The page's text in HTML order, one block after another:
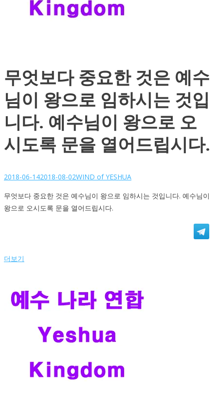
무엇보다 중요한 것은 예수
님이 왕으로 임하시는 것입
니다. 예수님이 왕으로 오
시도록 문을 열어드립시다.
2018-06-142018-08-02WIND of YESHUA
무엇보다 중요한 것은 예수님이 왕으로 임하시는 것입니다. 예수님이
왕으로 오시도록 문을 열어드립시다.
더보기